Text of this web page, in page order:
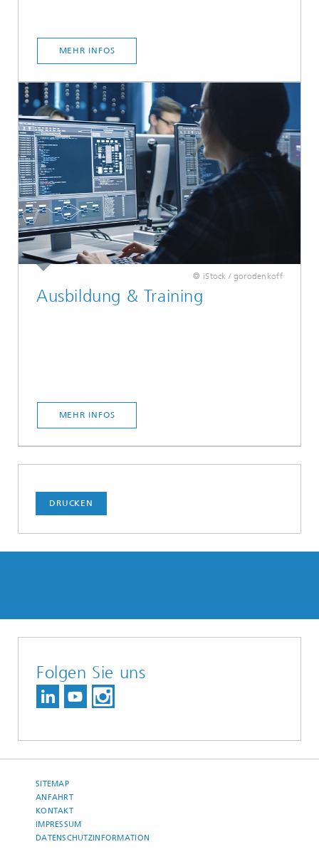
MEHR INFOS
© iStock / gorodenkoff
Ausbildung & Training
MEHR INFOS
DRUCKEN
Folgen Sie uns
SITEMAP
ANFAHRT
KONTAKT
IMPRESSUM
DATENSCHUTZINFORMATION